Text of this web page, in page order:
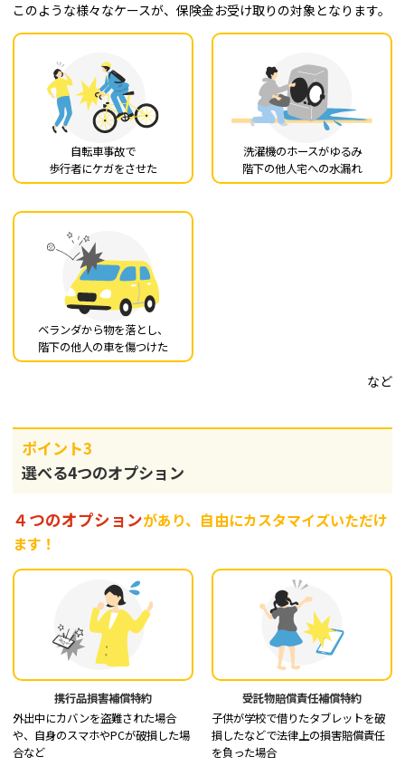
このような様々なケースが、保険金お受け取りの対象となります。
自転車事故で
歩行者にケガをさせた
洗濯機のホースがゆるみ
階下の他人宅への水漏れ
ベランダから物を落とし、
階下の他人の車を傷つけた
など
ポイント3
選べる4つのオプション
４つのオプションがあり、自由にカスタマイズいただけ
ます！
携行品損害補償特約
外出中にカバンを盗難された場合
や、自身のスマホやPCが破損した場
合など
受託物賠償責任補償特約
子供が学校で借りたタブレットを破
損したなどで法律上の損害賠償責任
を負った場合